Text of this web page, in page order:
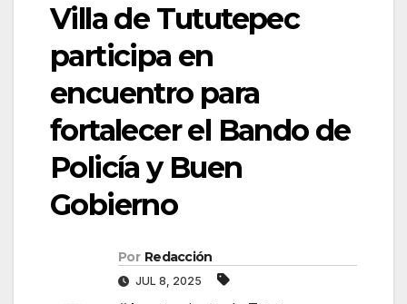
Villa de Tututepec
participa en
encuentro para
fortalecer el Bando de
Policía y Buen
Gobierno
Por Redacción
JUL 8, 2025